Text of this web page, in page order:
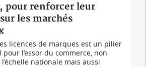
pour renforcer leur
les marchés
licences de marques est un pilier
l’essor du commerce, non
nationale mais aussi